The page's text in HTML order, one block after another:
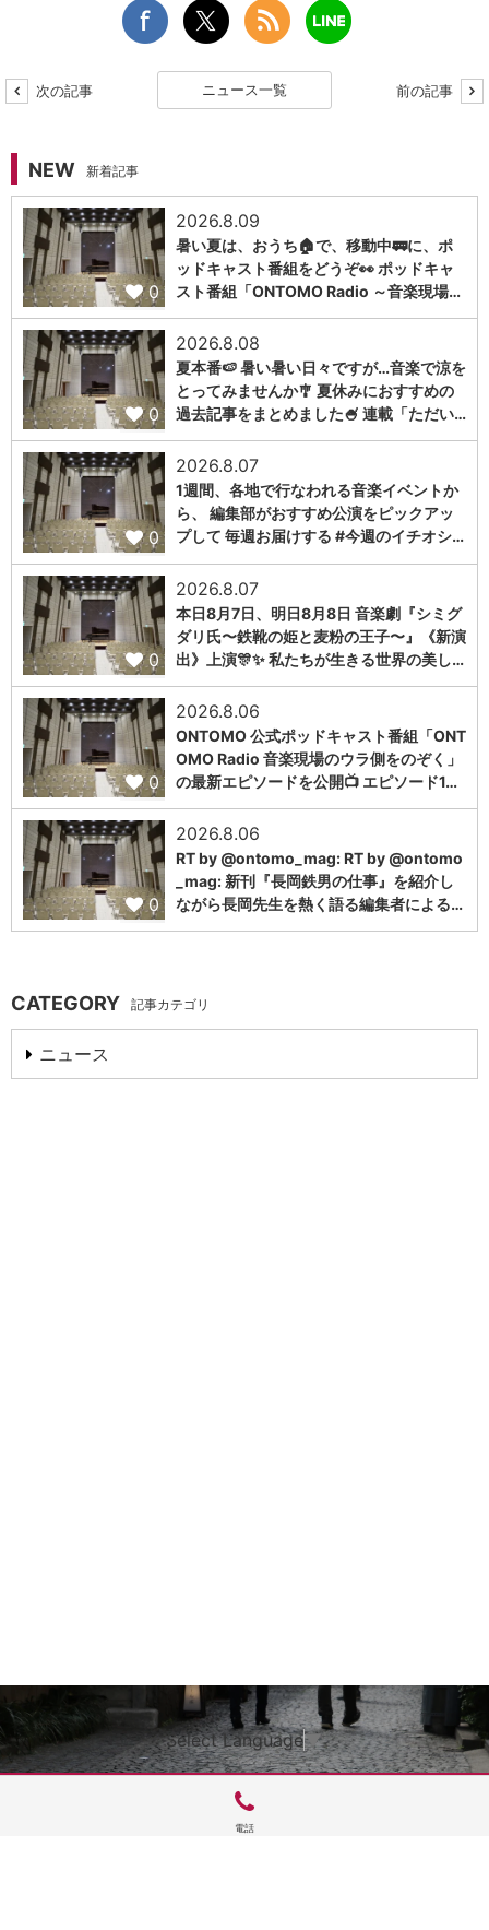
次の記事 ニュース一覧 前の記事
NEW 新着記事
0
2026.8.09
暑い夏は、おうち🏠で、移動中🚃に、ポ
ッドキャスト番組をどうぞ👀 ポッドキャ
スト番組「ONTOMO Radio ～音楽現場…
0
2026.8.08
夏本番🍉 暑い暑い日々ですが…音楽で涼を
とってみませんか🎐 夏休みにおすすめの
過去記事をまとめました🍧 連載「ただい…
0
2026.8.07
1週間、各地で行なわれる音楽イベントか
ら、 編集部がおすすめ公演をピックアッ
プして 毎週お届けする #今週のイチオシ…
0
2026.8.07
本日8月7日、明日8月8日 音楽劇『シミグ
ダリ氏〜鉄靴の姫と麦粉の王子〜』《新演
出》上演🎊✨ 私たちが生きる世界の美し…
0
2026.8.06
ONTOMO 公式ポッドキャスト番組「ONT
OMO Radio 音楽現場のウラ側をのぞく」
の最新エピソードを公開📺 エピソード1…
0
2026.8.06
RT by @ontomo_mag: RT by @ontomo
_mag: 新刊『長岡鉄男の仕事』を紹介し
ながら長岡先生を熱く語る編集者による…
CATEGORY 記事カテゴリ
ニュース
Select Language▼
電話